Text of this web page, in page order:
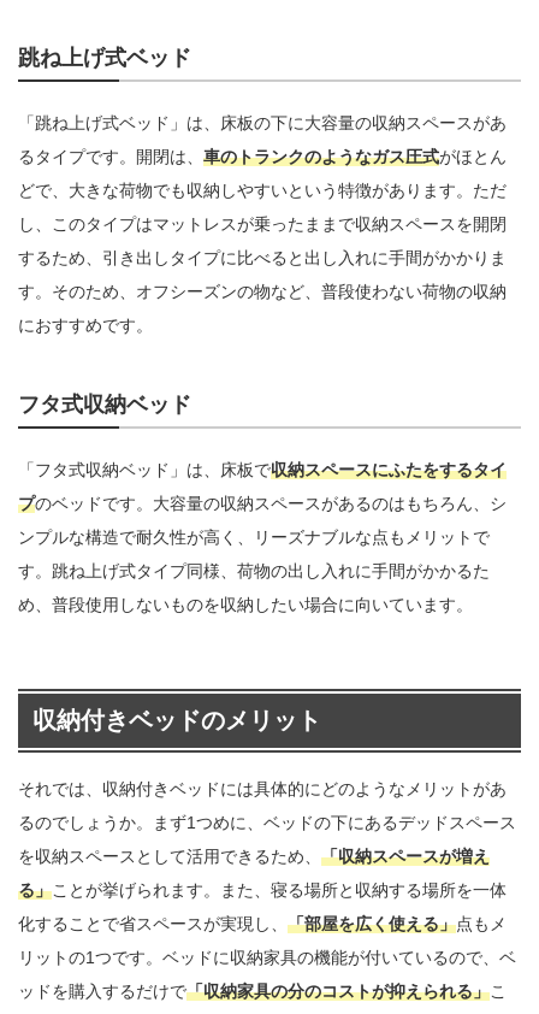
跳ね上げ式ベッド
「跳ね上げ式ベッド」は、床板の下に大容量の収納スペースがあ
るタイプです。開閉は、 車のトランクのようなガス圧式がほとん
どで、大きな荷物でも収納しやすいという特徴があります。ただ
し、このタイプはマットレスが乗ったままで収納スペースを開閉
するため、引き出しタイプに比べると出し入れに手間がかかりま
す。そのため、オフシーズンの物など、普段使わない荷物の収納
におすすめです。
フタ式収納ベッド
「フタ式収納ベッド」は、床板で収納スペースにふたをするタイ
プのベッドです。大容量の収納スペースがあるのはもちろん、シ
ンプルな構造で耐久性が高く、リーズナブルな点もメリットで
す。跳ね上げ式タイプ同様、荷物の出し入れに手間がかかるた
め、普段使用しないものを収納したい場合に向いています。
収納付きベッドのメリット
それでは、収納付きベッドには具体的にどのようなメリットがあ
るのでしょうか。まず1つめに、ベッドの下にあるデッドスペース
を収納スペースとして活用できるため、 「収納スペースが増え
る」ことが挙げられます。また、寝る場所と収納する場所を一体
化することで省スペースが実現し、 「部屋を広く使える」点もメ
リットの1つです。ベッドに収納家具の機能が付いているので、ベ
ッドを購入するだけで「収納家具の分のコストが抑えられる」こ